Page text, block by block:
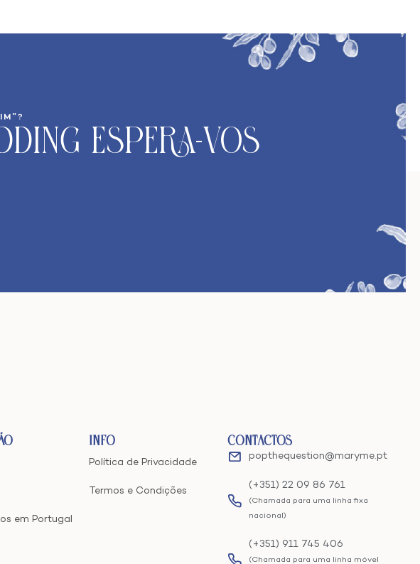
Espera-vos
em Portugal
Info
Política de Privacidade
Termos e Condições
Contactos
popthequestion@maryme.pt
(+351) 22 09 86 761
(Chamada para uma linha fixa
nacional)
(+351) 911 745 406
(Chamada para uma linha móvel